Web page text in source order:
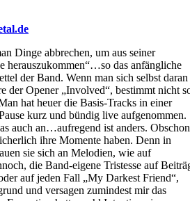
Dinge abbrechen, um aus seiner
herauszukommen“…so das anfängliche
der Band. Wenn man sich selbst daran
der Opener „Involved“, bestimmt nicht
hat heuer die Basis-Tracks in einer
kurz und bündig live aufgenommen.
auch an…aufregend ist anders. Obschon
ihre Momente haben. Denn in
sie sich an Melodien, wie auf
die Band-eigene Tristesse auf
auf jeden Fall „My Darkest Friend“,
und versagen zumindest mir das